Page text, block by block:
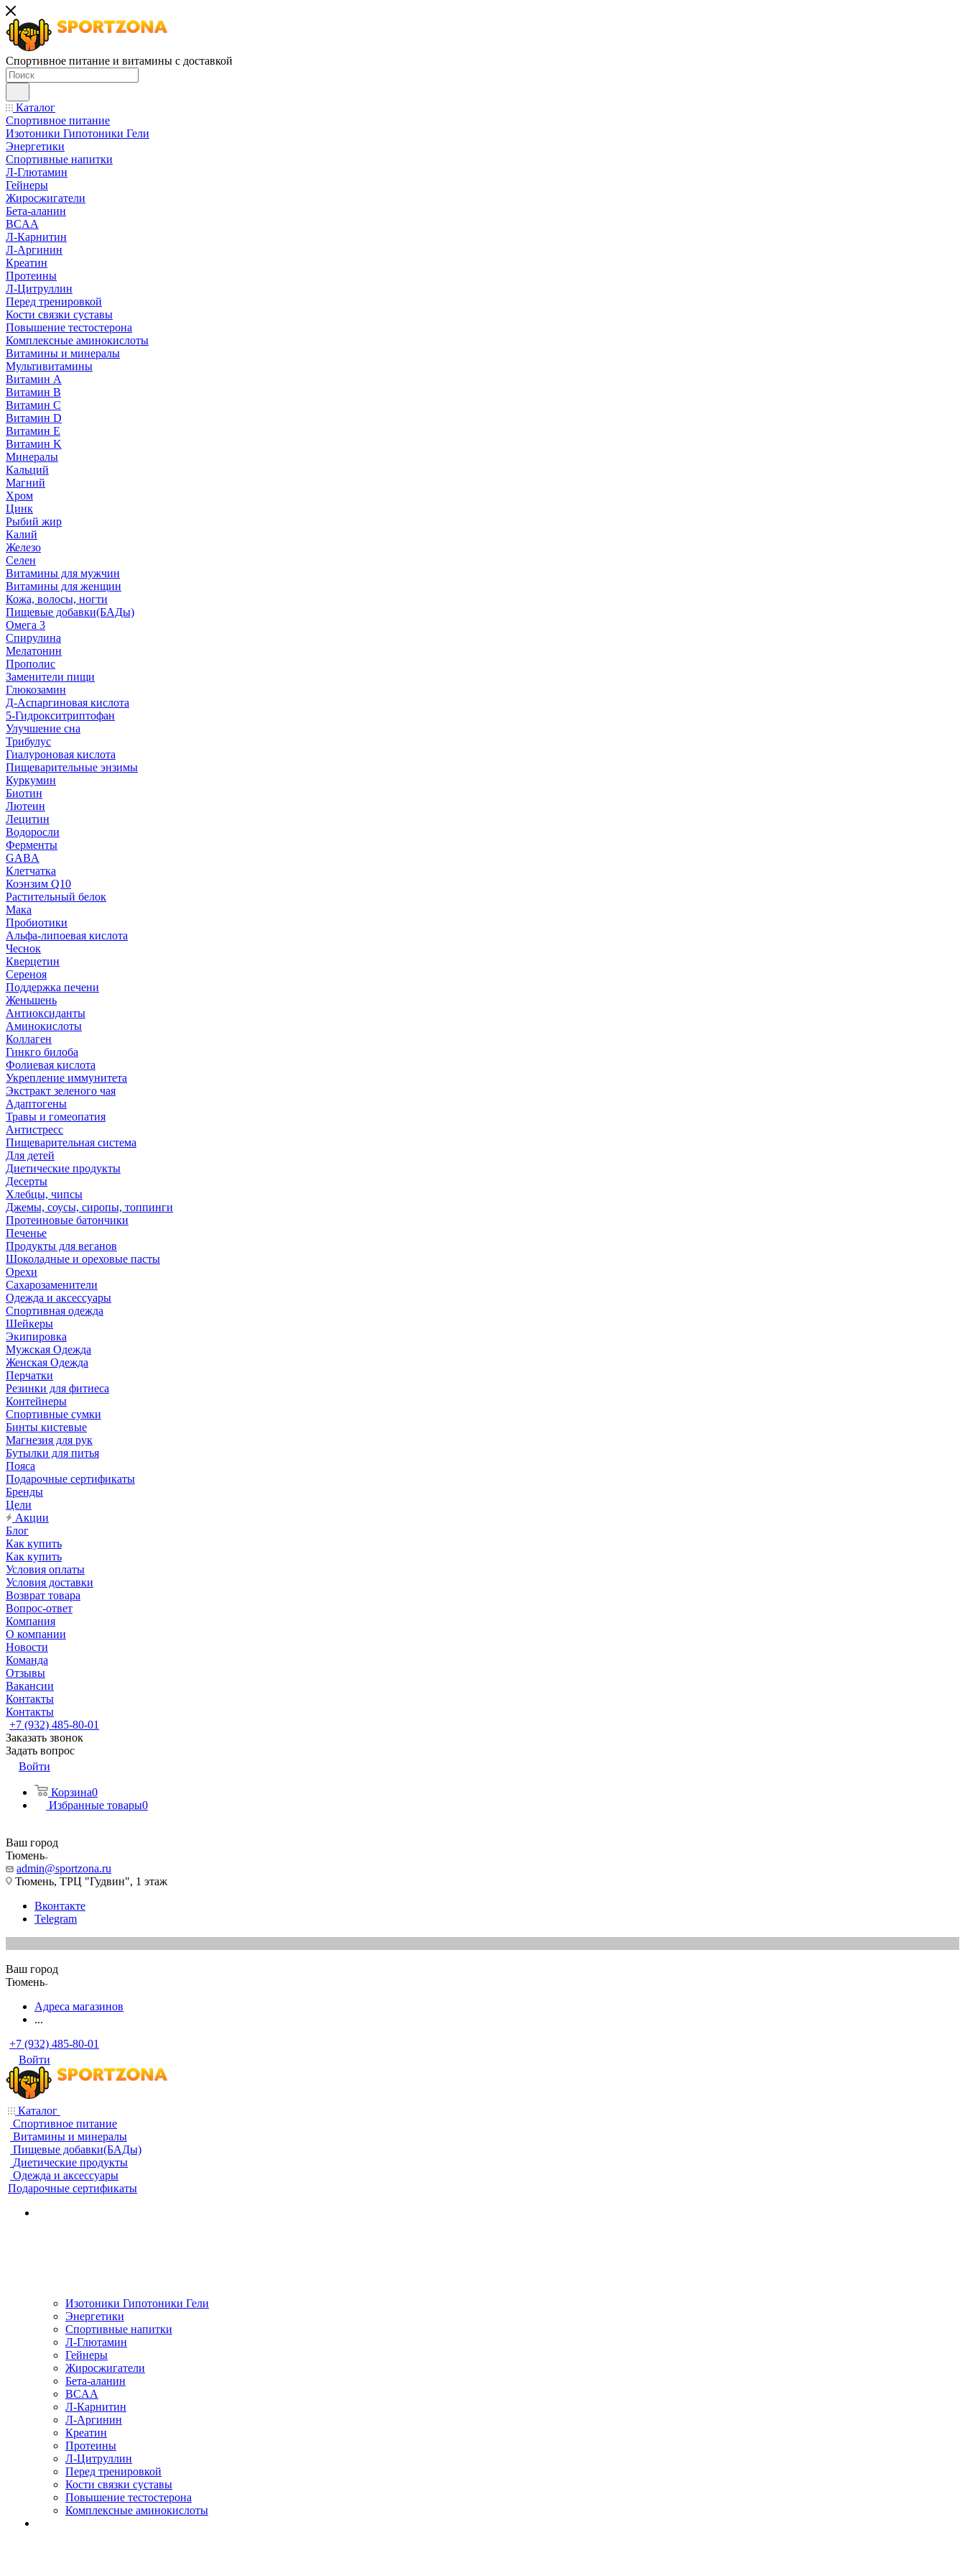
Спортивное питание и витамины с доставкой
Каталог
Спортивное питание
Изотоники Гипотоники Гели
Энергетики
Спортивные напитки
Л-Глютамин
Гейнеры
Жиросжигатели
Бета-аланин
BCAA
Л-Карнитин
Л-Аргинин
Креатин
Протеины
Л-Цитруллин
Перед тренировкой
Кости связки суставы
Повышение тестостерона
Комплексные аминокислоты
Витамины и минералы
Мультивитамины
Витамин A
Витамин B
Витамин C
Витамин D
Витамин E
Витамин K
Минералы
Кальций
Магний
Хром
Цинк
Рыбий жир
Калий
Железо
Селен
Витамины для мужчин
Витамины для женщин
Кожа, волосы, ногти
Пищевые добавки(БАДы)
Омега 3
Спирулина
Мелатонин
Прополис
Заменители пищи
Глюкозамин
Д-Аспаргиновая кислота
5-Гидрокситриптофан
Улучшение сна
Трибулус
Гиалуроновая кислота
Пищеварительные энзимы
Куркумин
Биотин
Лютеин
Лецитин
Водоросли
Ферменты
GABA
Клетчатка
Коэнзим Q10
Растительный белок
Мака
Пробиотики
Альфа-липоевая кислота
Чеснок
Кверцетин
Сереноя
Поддержка печени
Женьшень
Антиоксиданты
Аминокислоты
Коллаген
Гинкго билоба
Фолиевая кислота
Укрепление иммунитета
Экстракт зеленого чая
Адаптогены
Травы и гомеопатия
Антистресс
Пищеварительная система
Для детей
Диетические продукты
Десерты
Хлебцы, чипсы
Джемы, соусы, сиропы, топпинги
Протеиновые батончики
Печенье
Продукты для веганов
Шоколадные и ореховые пасты
Орехи
Сахарозаменители
Одежда и аксессуары
Спортивная одежда
Шейкеры
Экипировка
Мужская Одежда
Женская Одежда
Перчатки
Резинки для фитнеса
Контейнеры
Спортивные сумки
Бинты кистевые
Магнезия для рук
Бутылки для питья
Пояса
Подарочные сертификаты
Бренды
Цели
Акции
Блог
Как купить
Как купить
Условия оплаты
Условия доставки
Возврат товара
Вопрос-ответ
Компания
О компании
Новости
Команда
Отзывы
Вакансии
Контакты
Контакты
+7 (932) 485-80-01
Заказать звонок
Задать вопрос
Войти
Корзина0
Избранные товары0
Ваш город
Тюмень
admin@sportzona.ru
Тюмень, ТРЦ "Гудвин", 1 этаж
Вконтакте
Telegram
Ваш город
Тюмень
Адреса магазинов
...
+7 (932) 485-80-01
Войти
Каталог
Спортивное питание
Витамины и минералы
Пищевые добавки(БАДы)
Диетические продукты
Одежда и аксессуары
Подарочные сертификаты
Изотоники Гипотоники Гели
Энергетики
Спортивные напитки
Л-Глютамин
Гейнеры
Жиросжигатели
Бета-аланин
BCAA
Л-Карнитин
Л-Аргинин
Креатин
Протеины
Л-Цитруллин
Перед тренировкой
Кости связки суставы
Повышение тестостерона
Комплексные аминокислоты